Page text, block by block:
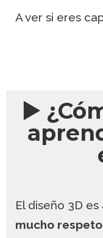
A ver si eres
▶️
El diseño 3D
mucho